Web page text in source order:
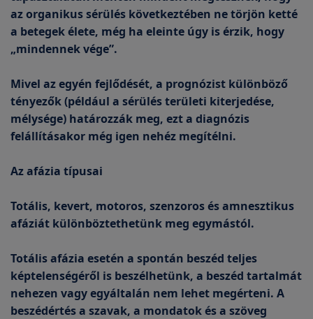
az organikus sérülés következtében ne törjön ketté
a betegek élete, még ha eleinte úgy is érzik, hogy
„mindennek vége”.
Mivel az egyén fejlődését, a prognózist különböző
tényezők (például a sérülés területi kiterjedése,
mélysége) határozzák meg, ezt a diagnózis
felállításakor még igen nehéz megítélni.
Az afázia típusai
Totális, kevert, motoros, szenzoros és amnesztikus
afáziát különböztethetünk meg egymástól.
Totális afázia esetén a spontán beszéd teljes
képtelenségéről is beszélhetünk, a beszéd tartalmát
nehezen vagy egyáltalán nem lehet megérteni. A
beszédértés a szavak, a mondatok és a szöveg